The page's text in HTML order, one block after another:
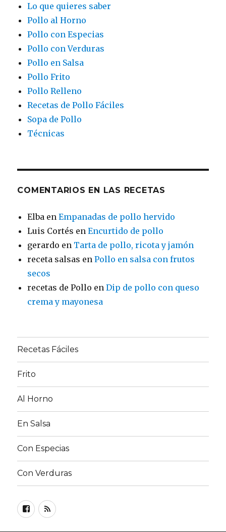
Lo que quieres saber
Pollo al Horno
Pollo con Especias
Pollo con Verduras
Pollo en Salsa
Pollo Frito
Pollo Relleno
Recetas de Pollo Fáciles
Sopa de Pollo
Técnicas
COMENTARIOS EN LAS RECETAS
Elba enEmpanadas de pollo hervido
Luis Cortés enEncurtido de pollo
gerardo en Tarta de pollo, ricota y jamón
receta salsas enPollo en salsa con frutos
secos
recetas de Pollo enDip de pollo con queso
crema y mayonesa
Recetas Fáciles
Frito
Al Horno
En Salsa
Con Especias
Con Verduras
Facebook
RSS